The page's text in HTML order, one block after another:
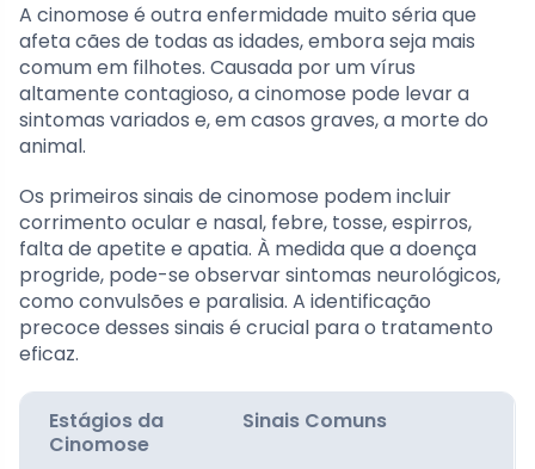
A cinomose é outra enfermidade muito séria que
afeta cães de todas as idades, embora seja mais
comum em filhotes. Causada por um vírus
altamente contagioso, a cinomose pode levar a
sintomas variados e, em casos graves, a morte do
animal.
Os primeiros sinais de cinomose podem incluir
corrimento ocular e nasal, febre, tosse, espirros,
falta de apetite e apatia. À medida que a doença
progride, pode-se observar sintomas neurológicos,
como convulsões e paralisia. A identificação
precoce desses sinais é crucial para o tratamento
eficaz.
Estágios da
Cinomose
Sinais Comuns